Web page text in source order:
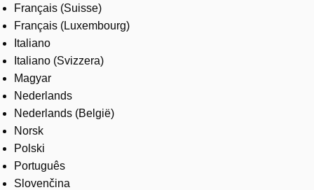
Français (Suisse)
Français (Luxembourg)
Italiano
Italiano (Svizzera)
Magyar
Nederlands
Nederlands (België)
Norsk
Polski
Português
Slovenčina